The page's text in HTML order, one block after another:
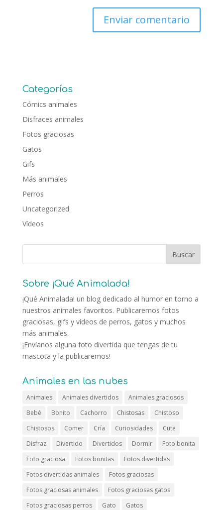
Categorías
Cómics animales
Disfraces animales
Fotos graciosas
Gatos
Gifs
Más animales
Perros
Uncategorized
Vídeos
Sobre ¡Qué Animalada!
¡Qué Animalada! un blog dedicado al humor en torno a
nuestros animales favoritos. Publicaremos fotos
graciosas, gifs y vídeos de perros, gatos y muchos
más animales.
¡Envíanos alguna foto divertida que tengas de tu
mascota y la publicaremos!
Animales en las nubes
Animales Animales divertidos
Animales graciosos
Bebé
Bonito Cachorro Chistosas
Chistoso
Chistosos
Comer Cría Curiosidades
Cute
Disfraz
Divertido Divertidos Dormir
Foto bonita
Foto graciosa
Fotos bonitas
Fotos divertidas
Fotos divertidas animales
Fotos graciosas
Fotos graciosas animales
Fotos graciosas gatos
Fotos graciosas perros
Gato
Gatos